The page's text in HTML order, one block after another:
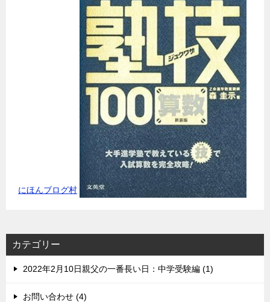
にほんブログ村
カテゴリー
2022年2月10日親父の一番長い日：中学受験編 (1)
お問い合わせ (4)